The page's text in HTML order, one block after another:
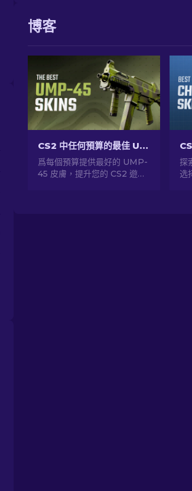
博客
CS2 中任何預算的最佳 UMP-45 皮膚 [2026]
爲每個預算提供最好的 UMP-
45 皮膚，提升您的 CS2 遊戲
探
选